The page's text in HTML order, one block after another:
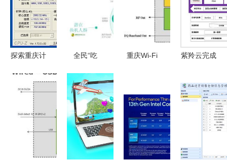
友 终于等
到了
以重庆计算
机软硬件研
发及销售为
在重庆的软
硬件研发与
销售创新
探索重庆计
研发及销售
市场 主流
设备型号与
发展趋势
全民“吃
换机热潮，
看联想如何
借PMP营销
迎战国庆销
售季
重庆Wi-Fi
决方案，助
力计算机软
硬件一体化
发展
紫羚云完成
轮融资，腾
讯产业生态
投资领投，
加速新一代
ITSM产品